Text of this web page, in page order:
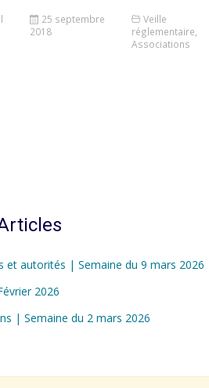
25 septembre
2018
Veille
réglementaire
Associations
et autorités | Semaine du 9 mars 2026
2026
| Semaine du 2 mars 2026